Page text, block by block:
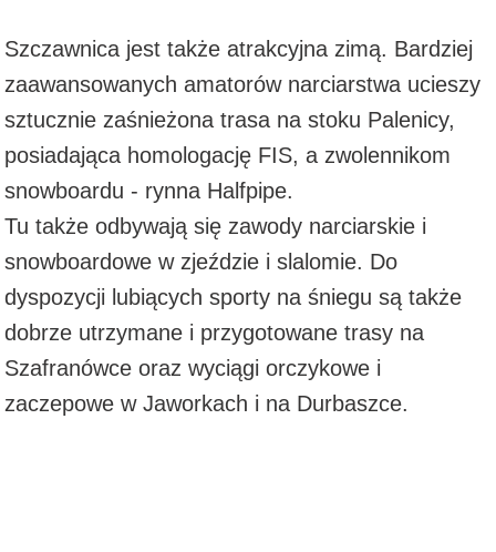
Szczawnica jest także atrakcyjna zimą. Bardziej
zaawansowanych amatorów narciarstwa ucieszy
sztucznie zaśnieżona trasa na stoku Palenicy,
posiadająca homologację FIS, a zwolennikom
snowboardu - rynna Halfpipe.
Tu także odbywają się zawody narciarskie i
snowboardowe w zjeździe i slalomie. Do
dyspozycji lubiących sporty na śniegu są także
dobrze utrzymane i przygotowane trasy na
Szafranówce oraz wyciągi orczykowe i
zaczepowe w Jaworkach i na Durbaszce.